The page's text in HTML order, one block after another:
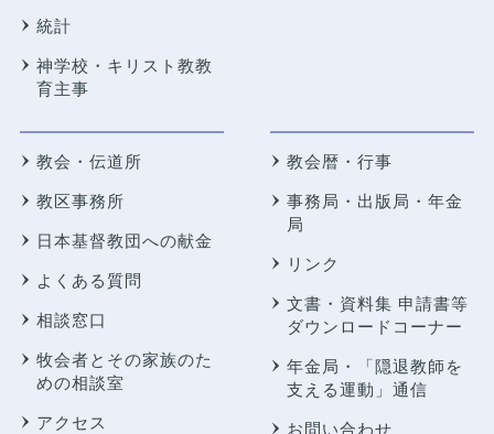
統計
神学校・キリスト教教
育主事
教会・伝道所
教区事務所
日本基督教団への献金
よくある質問
相談窓口
牧会者とその家族のた
めの相談室
アクセス
教会暦・行事
事務局・出版局・年金
局
リンク
文書・資料集 申請書等
ダウンロードコーナー
年金局・
「隠退教師を
支える運動」通信
お問い合わせ